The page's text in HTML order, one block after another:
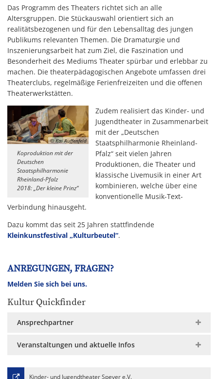
Das Programm des Theaters richtet sich an alle
Altersgruppen. Die Stückauswahl orientiert sich an
realitätsbezogenen und für den Lebensalltag des jungen
Publikums relevanten Themen. Die Dramaturgie und
Inszenierungsarbeit hat zum Ziel, die Faszination und
Besonderheit des Mediums Theater spürbar und erlebbar zu
machen. Die theaterpädagogischen Angebote umfassen drei
Theaterclubs, regelmäßige Ferienfreizeiten und die offenen
Theaterwerkstätten.
© Kai Auffenfeld
Koproduktion mit der
Deutschen
Staatsphilharmonie
Rheinland-Pfalz
2018: „Der kleine Prinz“
Zudem realisiert das Kinder- und
Jugendtheater in Zusammenarbeit
mit der „Deutschen
Staatsphilharmonie Rheinland-
Pfalz“ seit vielen Jahren
Produktionen, die Theater und
klassische Livemusik in einer Art
kombinieren, welche über eine
konventionelle Musik-Text-
Verbindung hinausgeht.
Dazu kommt das seit 25 Jahren stattfindende
Kleinkunstfestival „Kulturbeutel“.
ANREGUNGEN, FRAGEN?
Melden Sie sich bei uns.
Kultur Quickfinder
Ansprechpartner
Veranstaltungen und aktuelle Infos
Kinder- und Jugendtheater Speyer e.V.